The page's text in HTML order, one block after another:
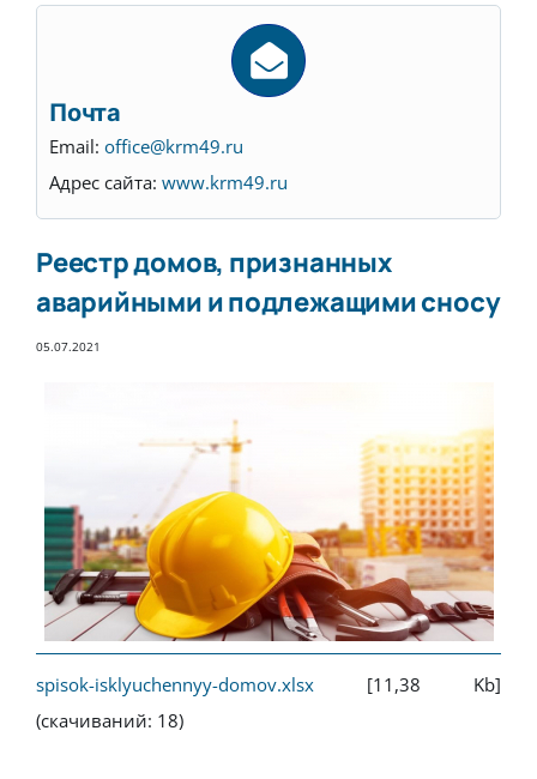
Почта
Email: office@krm49.ru
Адрес сайта: www.krm49.ru
Реестр домов, признанных
аварийными и подлежащими сносу
05.07.2021
spisok-isklyuchennyy-domov.xlsx[11,38 Kb]
(cкачиваний: 18)